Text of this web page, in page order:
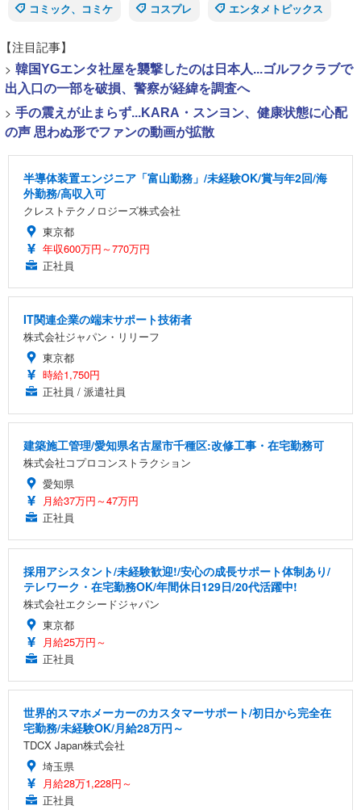
コミック、コミケ
コスプレ エンタメトピックス
【注目記事】
> 韓国YGエンタ社屋を襲撃したのは日本人...ゴルフクラブで
出入口の一部を破損、警察が経緯を調査へ
> 手の震えが止まらず...KARA・スンヨン、健康状態に心配
の声 思わぬ形でファンの動画が拡散
半導体装置エンジニア「富山勤務」/未経験OK/賞与年2回/海
外勤務/高収入可
クレストテクノロジーズ株式会社
東京都
年収600万円～770万円
正社員
IT関連企業の端末サポート技術者
株式会社ジャパン・リリーフ
東京都
時給1,750円
正社員 / 派遣社員
建築施工管理/愛知県名古屋市千種区:改修工事・在宅勤務可
株式会社コプロコンストラクション
愛知県
月給37万円～47万円
正社員
採用アシスタント/未経験歓迎!/安心の成長サポート体制あり/
テレワーク・在宅勤務OK/年間休日129日/20代活躍中!
株式会社エクシードジャパン
東京都
月給25万円～
正社員
世界的スマホメーカーのカスタマーサポート/初日から完全在
宅勤務/未経験OK/月給28万円～
TDCX Japan株式会社
埼玉県
月給28万1,228円～
正社員